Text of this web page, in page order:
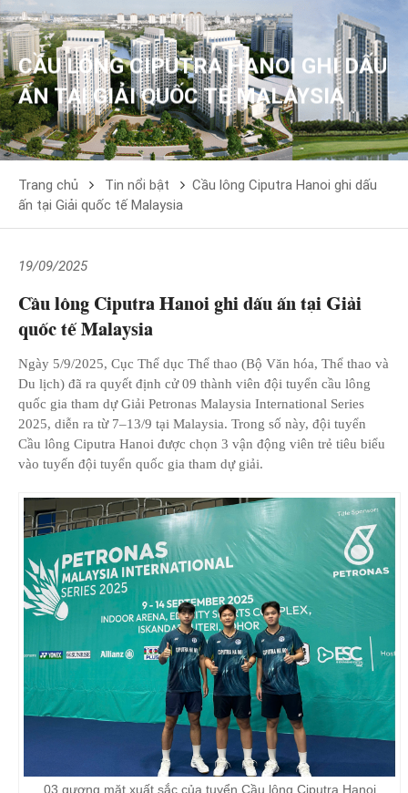
CẦU LÔNG CIPUTRA HANOI GHI DẤU
ẤN TẠI GIẢI QUỐC TẾ MALAYSIA
Trang chủ Tin nổi bật
Cầu lông Ciputra Hanoi ghi dấu
ấn tại Giải quốc tế Malaysia
19/09/2025
Cầu lông Ciputra Hanoi ghi dấu ấn tại Giải
quốc tế Malaysia
Ngày 5/9/2025, Cục Thể dục Thể thao (Bộ Văn hóa, Thể thao và
Du lịch) đã ra quyết định cử 09 thành viên đội tuyển cầu lông
quốc gia tham dự Giải Petronas Malaysia International Series
2025, diễn ra từ 7–13/9 tại Malaysia. Trong số này, đội tuyển
Cầu lông Ciputra Hanoi được chọn 3 vận động viên trẻ tiêu biểu
vào tuyến đội tuyển quốc gia tham dự giải.
03 gương mặt xuất sắc của tuyển Cầu lông Ciputra Hanoi